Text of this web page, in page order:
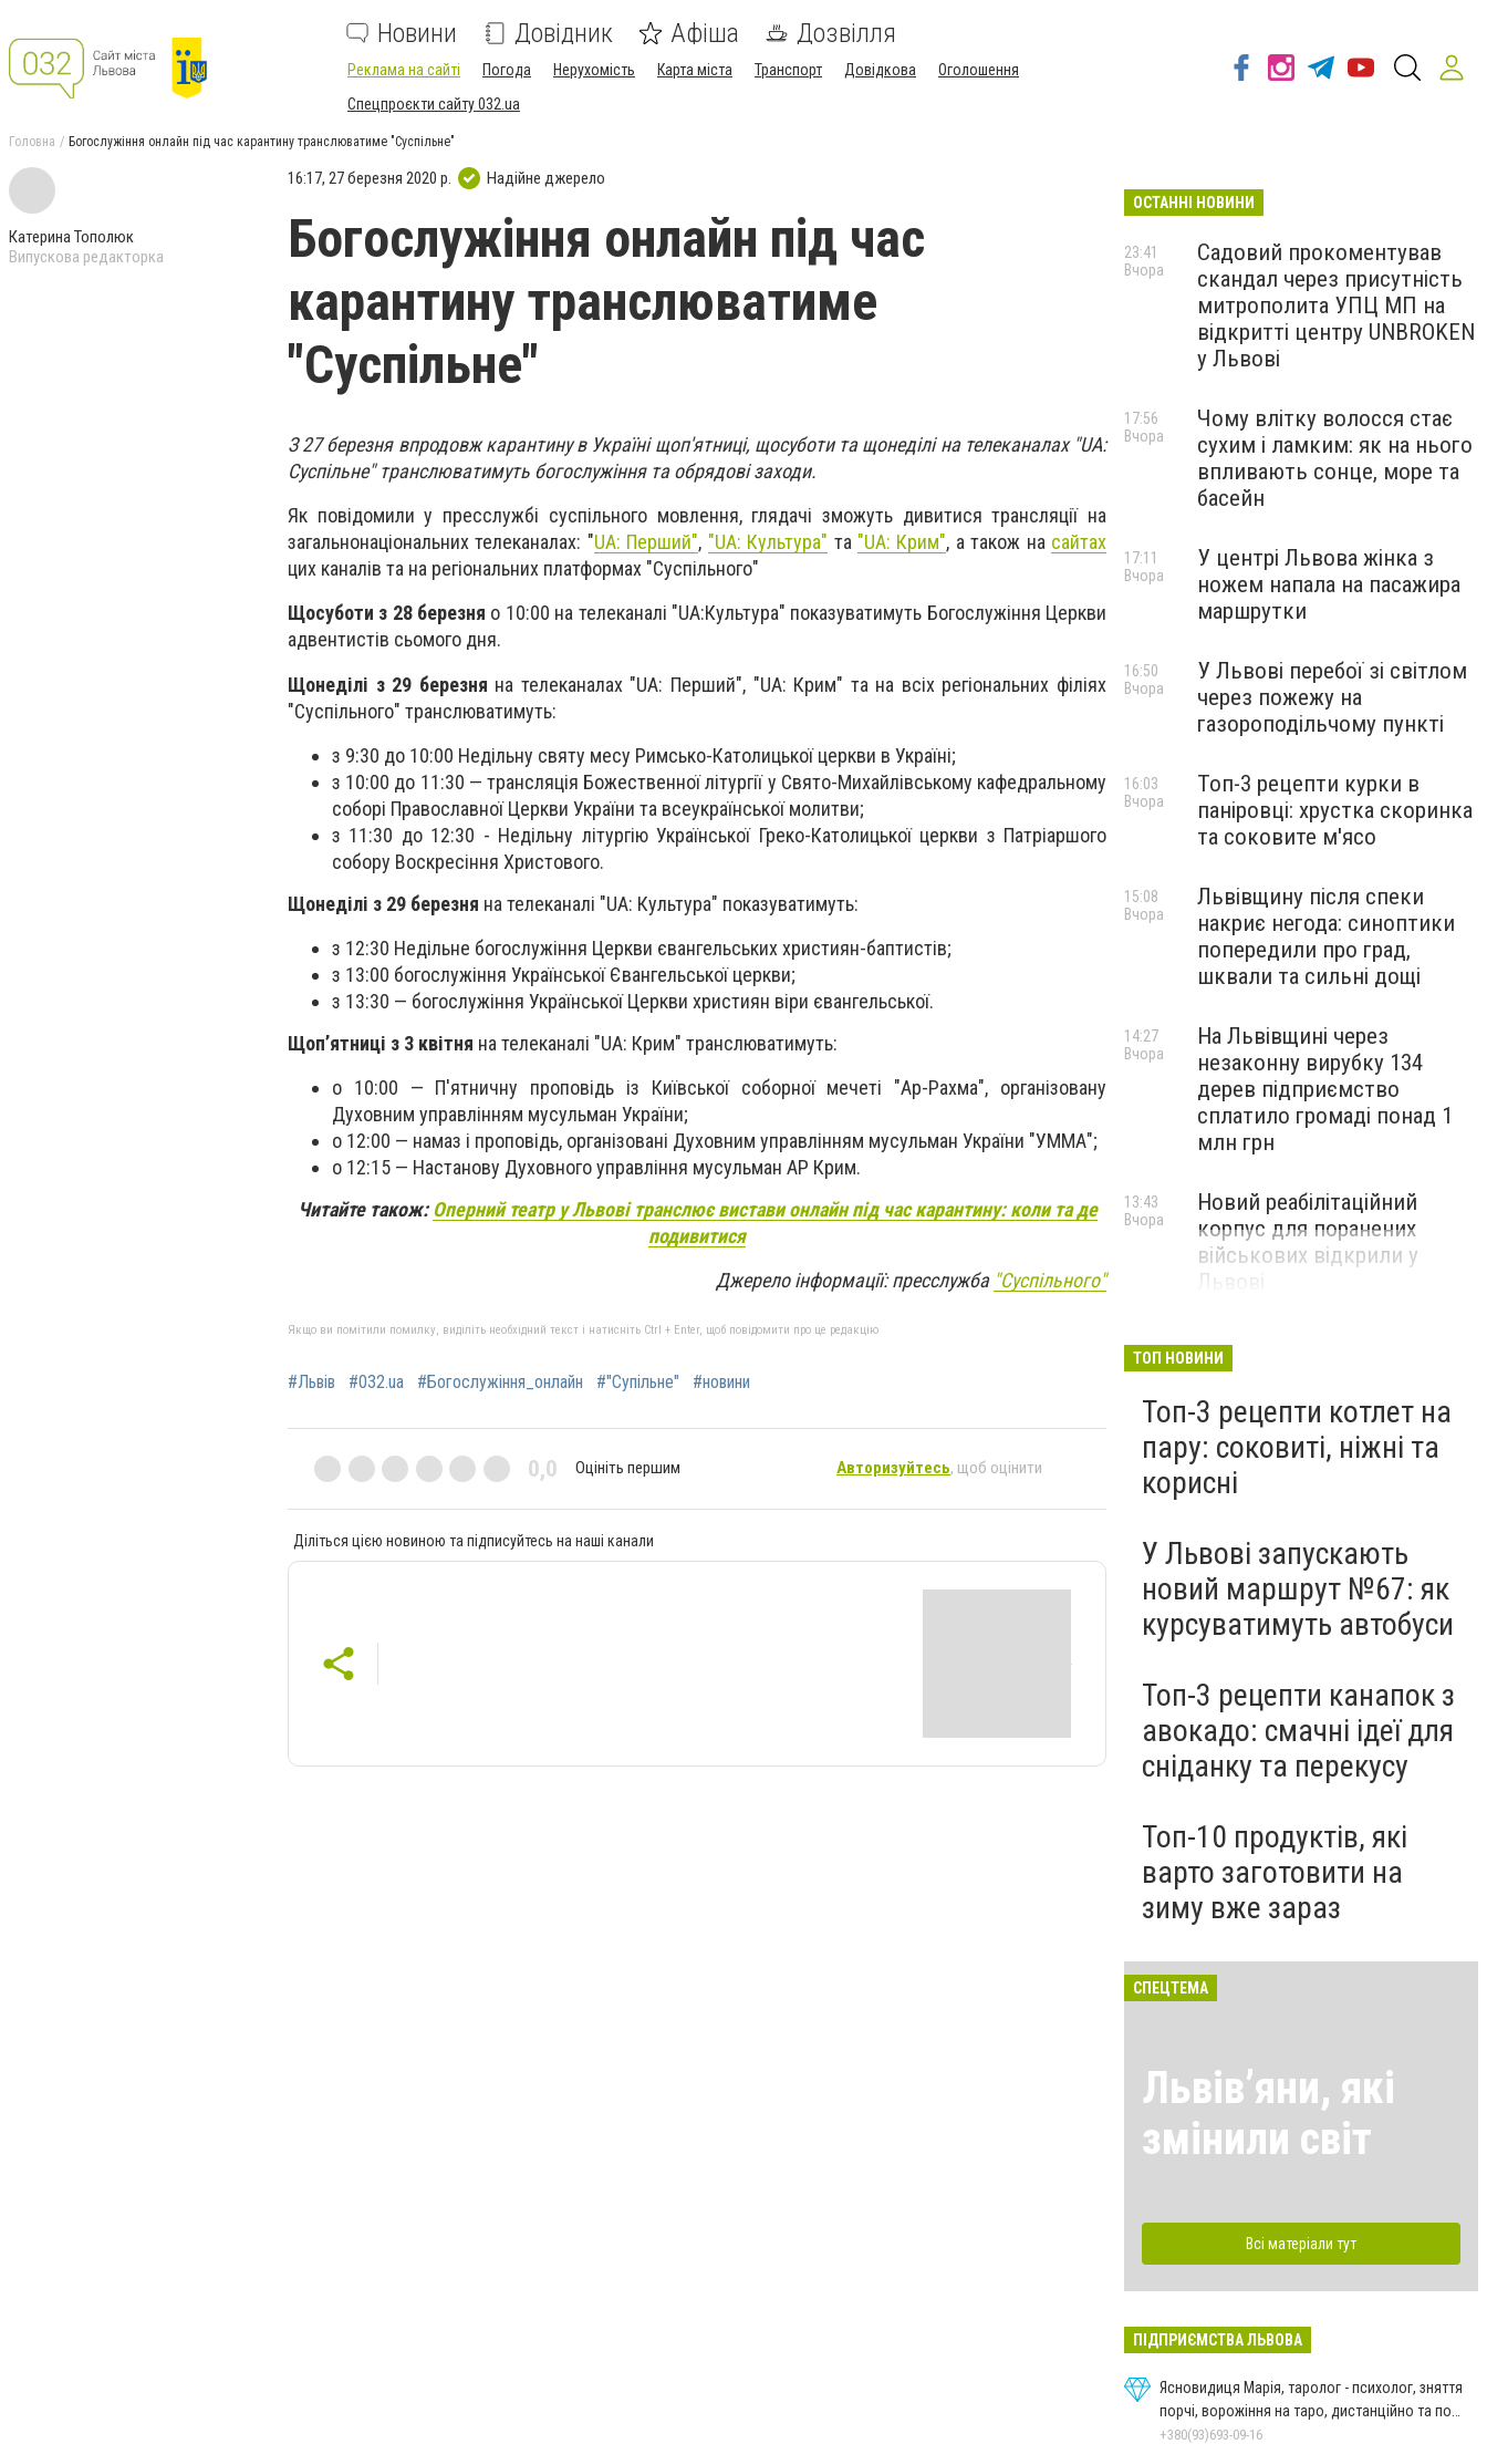
Новини Довідник Афіша Дозвілля
Реклама на сайті Погода Нерухомість Карта міста Транспорт Довідкова
Оголошення
Спецпроєкти сайту 032.ua
Головна Богослужіння онлайн під час карантину транслюватиме "Суспільне"
Катерина Тополюк
Випускова редакторка
16:17, 27 березня 2020 р. Надійне джерело
Богослужіння онлайн під час
карантину транслюватиме
"Суспільне"
З 27 березня впродовж карантину в Україні щоп'ятниці, щосуботи та щонеділі на телеканалах "UA:
Суспільне" транслюватимуть богослужіння та обрядові заходи.
Як повідомили у пресслужбі суспільного мовлення, глядачі зможуть дивитися трансляції на
загальнонаціональних телеканалах: "UA: Перший", "UA: Культура" та "UA: Крим", а також на сайтах
цих каналів та на регіональних платформах "Суспільного"
Щосуботи з 28 березня о 10:00 на телеканалі "UA:Культура" показуватимуть Богослужіння Церкви
адвентистів сьомого дня.
Щонеділі з 29 березня на телеканалах "UA: Перший", "UA: Крим" та на всіх регіональних філіях
"Суспільного" транслюватимуть:
з 9:30 до 10:00 Недільну святу месу Римсько-Католицької церкви в Україні;
з 10:00 до 11:30 — трансляція Божественної літургії у Свято-Михайлівському кафедральному
соборі Православної Церкви України та всеукраїнської молитви;
з 11:30 до 12:30 - Недільну літургію Української Греко-Католицької церкви з Патріаршого
собору Воскресіння Христового.
Щонеділі з 29 березня на телеканалі "UA: Культура" показуватимуть:
з 12:30 Недільне богослужіння Церкви євангельських християн-баптистів;
з 13:00 богослужіння Української Євангельської церкви;
з 13:30 — богослужіння Української Церкви християн віри євангельської.
Щоп’ятниці з 3 квітня на телеканалі "UA: Крим" транслюватимуть:
о 10:00 — П'ятничну проповідь із Київської соборної мечеті "Ар-Рахма", організовану
Духовним управлінням мусульман України;
о 12:00 — намаз і проповідь, організовані Духовним управлінням мусульман України "УММА";
о 12:15 — Настанову Духовного управління мусульман АР Крим.
Читайте також:Оперний театр у Львові транслює вистави онлайн під час карантину: коли та де
подивитися
Джерело інформації: пресслужба "Суспільного"
Якщо ви помітили помилку, виділіть необхідний текст і натисніть Ctrl + Enter, щоб повідомити про це редакцію
#Львів #032.ua #Богослужіння_онлайн #"Супільне" #новини
0,0 Оцініть першим Авторизуйтесь, щоб оцінити
Діліться цією новиною та підписуйтесь на наші канали
ОСТАННІ НОВИНИ
Садовий прокоментував
скандал через присутність
митрополита УПЦ МП на
відкритті центру UNBROKEN
у Львові
23:41
Вчора
Чому влітку волосся стає
сухим і ламким: як на нього
впливають сонце, море та
басейн
17:56
Вчора
У центрі Львова жінка з
ножем напала на пасажира
маршрутки
17:11
Вчора
У Львові перебої зі світлом
через пожежу на
газороподільчому пункті
16:50
Вчора
Топ-3 рецепти курки в
паніровці: хрустка скоринка
та соковите м'ясо
16:03
Вчора
Львівщину після спеки
накриє негода: синоптики
попередили про град,
шквали та сильні дощі
15:08
Вчора
На Львівщині через
незаконну вирубку 134
дерев підприємство
сплатило громаді понад 1
млн грн
14:27
Вчора
Новий реабілітаційний
корпус для поранених
військових відкрили у
Львові
13:43
Вчора
ТОП НОВИНИ
Топ-3 рецепти котлет на
пару: соковиті, ніжні та
корисні
У Львові запускають
новий маршрут №67: як
курсуватимуть автобуси
Топ-3 рецепти канапок з
авокадо: смачні ідеї для
сніданку та перекусу
Топ-10 продуктів, які
варто заготовити на
зиму вже зараз
СПЕЦТЕМА
Львівʼяни, які
змінили світ
Всі матеріали тут
ПІДПРИЄМСТВА ЛЬВОВА
Ясновидиця Марія, таролог - психолог, зняття
порчі, ворожіння на таро, дистанційно та по
фото
+380(93)693-09-16